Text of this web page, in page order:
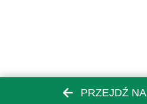
PRZEJDŹ NA